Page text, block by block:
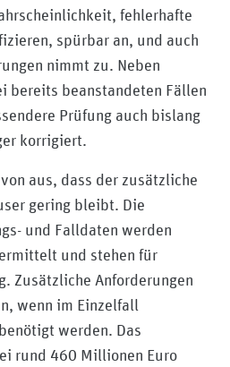
fehlerhafte
spürbar an, und auch
nimmt zu. Neben
bereits beanstandeten Fällen
Prüfung auch bislang
korrigiert.
aus, dass der zusätzliche
gering bleibt. Die
und Falldaten werden
und stehen für
Zusätzliche Anforderungen
wenn im Einzelfall
werden. Das
rund 460 Millionen Euro